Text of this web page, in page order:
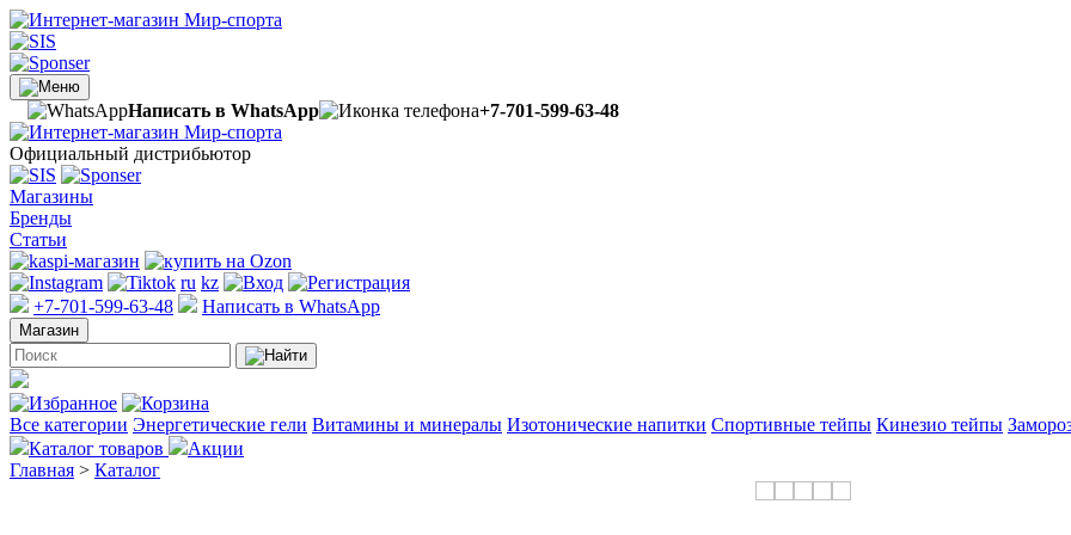
Написать в WhatsApp +7-701-599-63-48
Официальный дистрибьютор
Магазины
Бренды
Статьи
ru kz
+7-701-599-63-48
Написать в WhatsApp
Магазин
Все категории Энергетические гели Витамины и минералы Изотонические напитки Спортивные тейпы Кинезио тейпы
Каталог товаров
Акции
Главная > Каталог